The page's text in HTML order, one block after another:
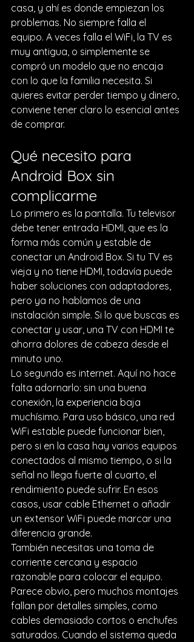
casa, y ahí es donde empiezan los
problemas. No siempre falla el
equipo. A veces falla el WiFi, la TV es
muy antigua, o simplemente se
compró un modelo que no encaja
con lo que la familia necesita. Si
quieres evitar perder tiempo y dinero,
conviene tener claro lo esencial antes
de comprar.
Qué necesito para
Android Box sin
complicarme
Lo primero es la pantalla. Tu televisor
debe tener entrada HDMI, que es la
forma más común y estable de
conectar un Android Box. Si tu TV es
vieja y no tiene HDMI, todavía puede
haber soluciones con adaptadores,
pero ya no hablamos de una
instalación simple. Si lo que buscas es
conectar y usar, una TV con HDMI te
ahorra dolores de cabeza desde el
minuto uno.
Lo segundo es internet. Aquí no hace
falta adornarlo: sin una buena
conexión , la experiencia baja
muchísimo. Para uso básico, una red
WiFi estable puede funcionar bien,
pero si en la casa hay varios equipos
conectados al mismo tiempo, o si la
señal no llega fuerte al cuarto, el
rendimiento puede sufrir. En esos
casos, usar cable Ethernet o añadir
un extensor WiFi puede marcar una
diferencia grande.
También necesitas una toma de
corriente cercana y espacio
razonable para colocar el equipo.
Parece obvio, pero muchos montajes
fallan por detalles simples, como
cables demasiado cortos o enchufes
saturados. Cuando el sistema queda